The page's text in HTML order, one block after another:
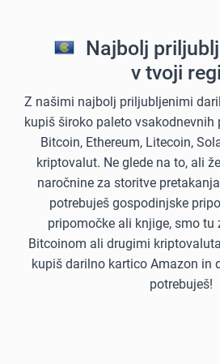
Najbolj
v tvoji
Z našimi najbolj priljubljenimi
kupiš široko paleto vsakodnevnih
Bitcoin, Ethereum, Litecoin,
kriptovalut. Ne glede na to, ali
naročnine za storitve
potrebuješ gospodinjske
pripomočke ali knjige, smo tu
Bitcoinom ali drugimi
kupiš darilno kartico Amazon in
potrebuješ!